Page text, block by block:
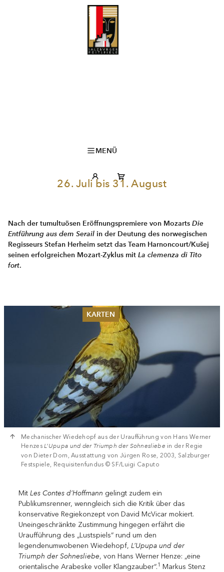
MENÜ
KARTEN
Sommer 2026
Pfingsten 2026
Abonnements
Karteninformation
Gutscheine
26. Juli bis 31. August
Nach der tumultuösen Eröffnungspremiere von Mozarts Die
Entführung aus dem Serail in der Deutung des norwegischen
Regisseurs Stefan Herheim setzt das Team Harnoncourt/Kušej
seinen erfolgreichen Mozart-Zyklus mit La clemenza di Tito
fort.
Mechanischer Wiedehopf aus der Uraufführung von Hans Werner
HenzesL’Upupa und der Triumph der Sohnesliebe in der Regie
von Dieter Dorn, Ausstattung von Jürgen Rose, 2003, Salzburger
Festspiele, Requisitenfundus © SF/Luigi Caputo
Mit Les Contes d’Hoffmann gelingt zudem ein
Publikumsrenner, wenngleich sich die Kritik über das
konservative Regiekonzept von David McVicar mokiert.
Uneingeschränkte Zustimmung hingegen erfährt die
Uraufführung des „Lustspiels“ rund um den
legendenumwobenen Wiedehopf, L’Upupa und der
Triumph der Sohnesliebe, von Hans Werner Henze: „eine
orientalische Arabeske voller Klangzauber“.1 Markus Stenz